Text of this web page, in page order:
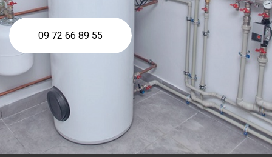
09 72 66 89 55